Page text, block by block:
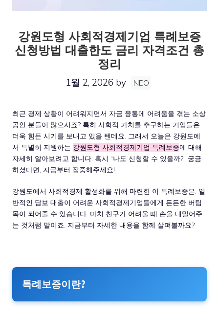
강원도형 사회적경제기업 특례보증
신청방법 대출한도 금리 자격조건 총
정리
1월 2, 2026 by NEO
최근 경제 상황이 어려워지면서 자금 융통에 어려움을 겪는 소상
공인 분들이 많으시죠? 특히 사회적 가치를 추구하는 기업들은
더욱 힘든 시기를 보내고 있을 텐데요. 그래서 오늘은 강원도에
서 특별히 지원하는 강원도형 사회적경제기업 특례보증에 대해
자세히 알아보려고 합니다. 혹시 “나도 신청할 수 있을까?” 궁금
하셨다면, 지금부터 집중해주세요!
강원도에서 사회적경제 활성화를 위해 마련한 이 특례보증은, 일
반적인 담보 대출이 어려운 사회적경제기업들에게 든든한 버팀
목이 되어줄 수 있습니다. 마치 친구가 어려울 때 손을 내밀어주
는 것처럼 말이죠. 지금부터 자세한 내용을 함께 살펴볼까요?
특례보증이란?